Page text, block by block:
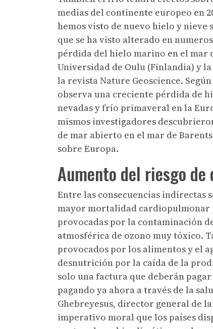
medias del continente europeo en
hemos visto de nuevo hielo y
que se ha visto alterado en
pérdida del hielo marino en el mar
Universidad de Oulu (Finlandia) y
la revista Nature Geoscience.
observa una creciente pérdida de
nevadas y frío primaveral en la
mismos investigadores
de mar abierto en el mar de
sobre Europa.
Aumento del riesgo
Entre las consecuencias indirectas
mayor mortalidad cardiopulmonar
provocadas por la contaminación
atmosférica de ozono muy tóxico.
provocados por los alimentos y el
desnutrición por la caída de la
solo una factura que deberán
pagando ya ahora a través de la
Ghebreyesus, director general de
imperativo moral que los países